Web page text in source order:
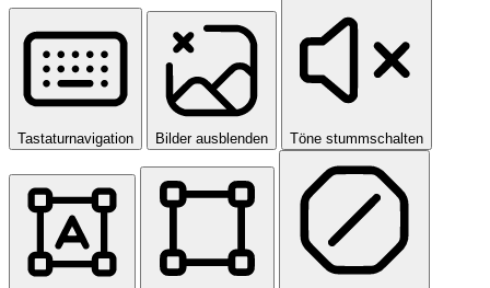
Tastaturnavigation Bilder ausblenden Töne stummschalten